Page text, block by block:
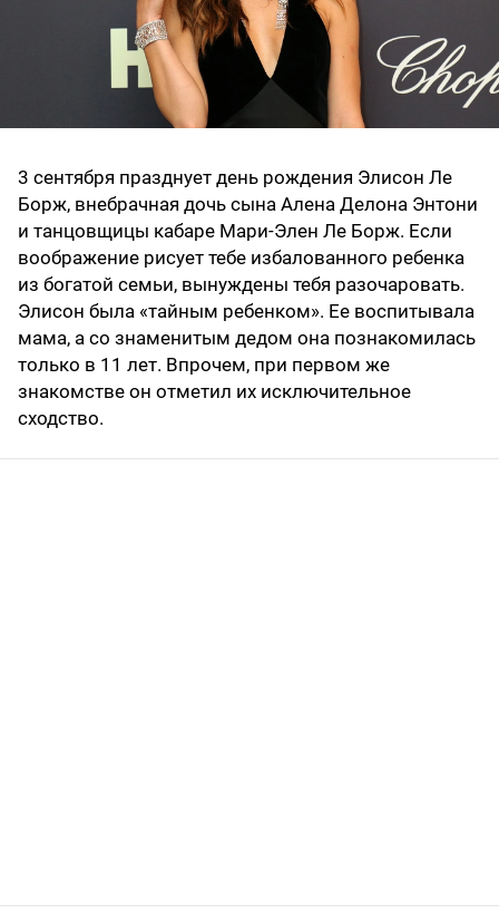
3 сентября празднует день рождения Элисон Ле
Борж, внебрачная дочь сына Алена Делона Энтони
и танцовщицы кабаре Мари-Элен Ле Борж. Если
воображение рисует тебе избалованного ребенка
из богатой семьи, вынуждены тебя разочаровать.
Элисон была «тайным ребенком». Ее воспитывала
мама, а со знаменитым дедом она познакомилась
только в 11 лет. Впрочем, при первом же
знакомстве он отметил их исключительное
сходство.